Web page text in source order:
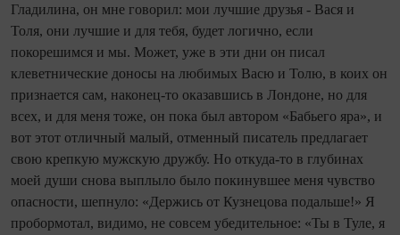
Гладилина, он мне говорил: мои лучшие друзья - Вася и
Толя, они лучшие и для тебя, будет логично, если
покорешимся и мы. Может, уже в эти дни он писал
клеветнические доносы на любимых Васю и Толю, в коих он
признается сам, наконец-то оказавшись в Лондоне, но для
всех, и для меня тоже, он пока был автором «Бабьего яра», и
вот этот отличный малый, отменный писатель предлагает
свою крепкую мужскую дружбу. Но откуда-то в глубинах
моей души снова выплыло было покинувшее меня чувство
опасности, шепнуло: «Держись от Кузнецова подальше!» Я
пробормотал, видимо, не совсем убедительное: «Ты в Туле, я